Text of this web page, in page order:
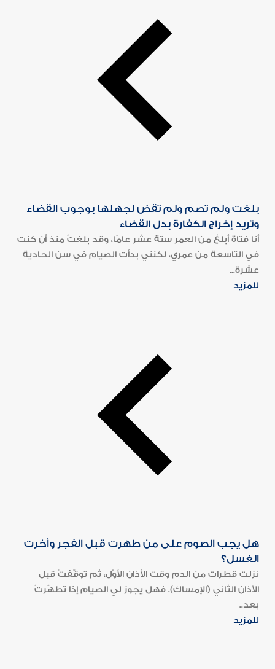
بلغت ولم تصم ولم تقض لجهلها بوجوب القضاء
وتريد إخراج الكفارة بدل القضاء
أنا فتاة أبلغ من العمر ستة عشر عامًا، وقد بلغتُ منذ أن كنت
في التاسعة من عمري، لكنني بدأت الصيام في سن الحادية
عشرة...
للمزيد
هل يجب الصوم على من طهرت قبل الفجر وأخرت
الغسل؟
نزلت قطرات من الدم وقت الأذان الأوّل، ثم توقّفتْ قبل
الأذان الثاني (الإمساك). فهل يجوز لي الصيام إذا تطهّرتُ
بعد..
للمزيد